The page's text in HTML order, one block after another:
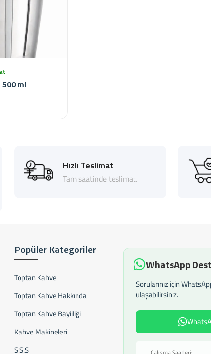
500 ml
Hızlı Teslimat
Tam saatinde teslimat.
Popüler Kategoriler
Toptan Kahve
Toptan Kahve Hakkında
Toptan Kahve Bayiiliği
Kahve Makineleri
S.S.S
WhatsApp
Sorularınız için
ulaşabilirsiniz.